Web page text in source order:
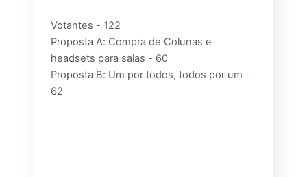
Votantes - 122
Proposta A: Compra de Colunas e
headsets para salas - 60
Proposta B: Um por todos, todos por um -
62